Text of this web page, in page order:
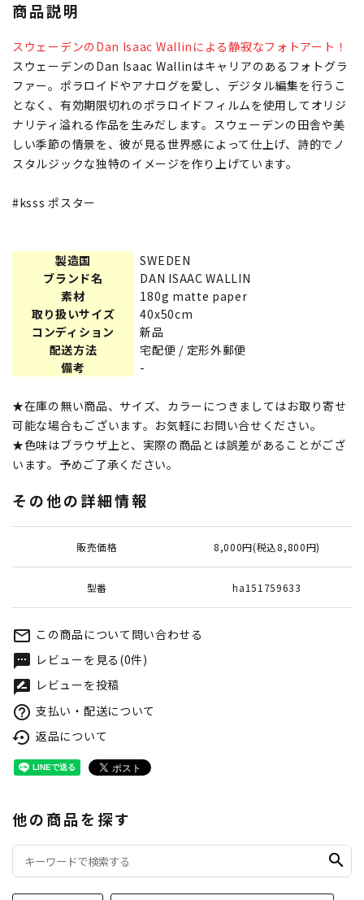
商品説明
スウェーデンのDan Isaac Wallinによる静寂なフォトアート！
スウェーデンのDan Isaac Wallinはキャリアのあるフォトグラ
ファー。ポラロイドやアナログを愛し、デジタル編集を行うこ
となく、有効期限切れのポラロイドフィルムを使用してオリジ
ナリティ溢れる作品を生みだします。スウェーデンの田舎や美
しい季節の情景を、彼が見る世界感によって仕上げ、詩的でノ
スタルジックな独特のイメージを作り上げています。
#ksss ポスター
製造国
SWEDEN
ブランド名
DAN ISAAC WALLIN
素材
180g matte paper
取り扱いサイズ
40x50cm
コンディション
新品
配送方法
宅配便 / 定形外郵便
備考
-
★在庫の無い商品、サイズ、カラーにつきましてはお取り寄せ
可能な場合もございます。お気軽にお問い合せください。
★色味はブラウザ上と、実際の商品とは誤差があることがござ
います。予めご了承ください。
その他の詳細情報
販売価格 8,000円(税込8,800円)
型番 ha151759633
mail_outline この商品について問い合わせる
textsms レビューを見る(0件)
rate_review レビューを投稿
help_outline 支払い・配送について
settings_backup_restore 返品について
他の商品を探す
search